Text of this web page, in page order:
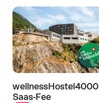
wellnessHostel4000
Saas-Fee